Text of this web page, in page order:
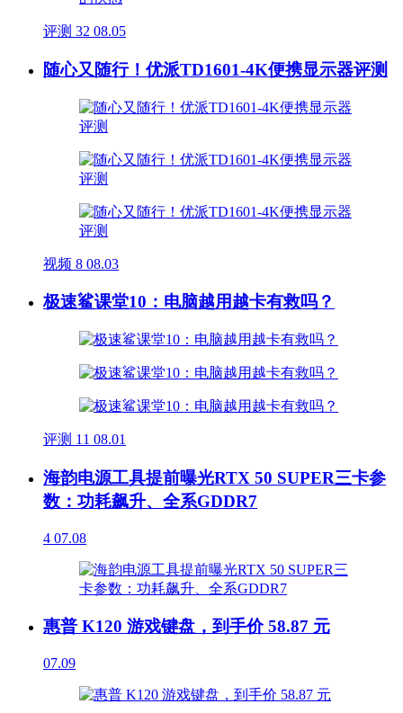
评测 32 08.05
随心又随行！优派TD1601-4K便携显示器评测
视频 8 08.03
极速鲨课堂10：电脑越用越卡有救吗？
评测 11 08.01
海韵电源工具提前曝光RTX 50 SUPER三卡参
数：功耗飙升、全系GDDR7
4 07.08
惠普 K120 游戏键盘，到手价 58.87 元
07.09